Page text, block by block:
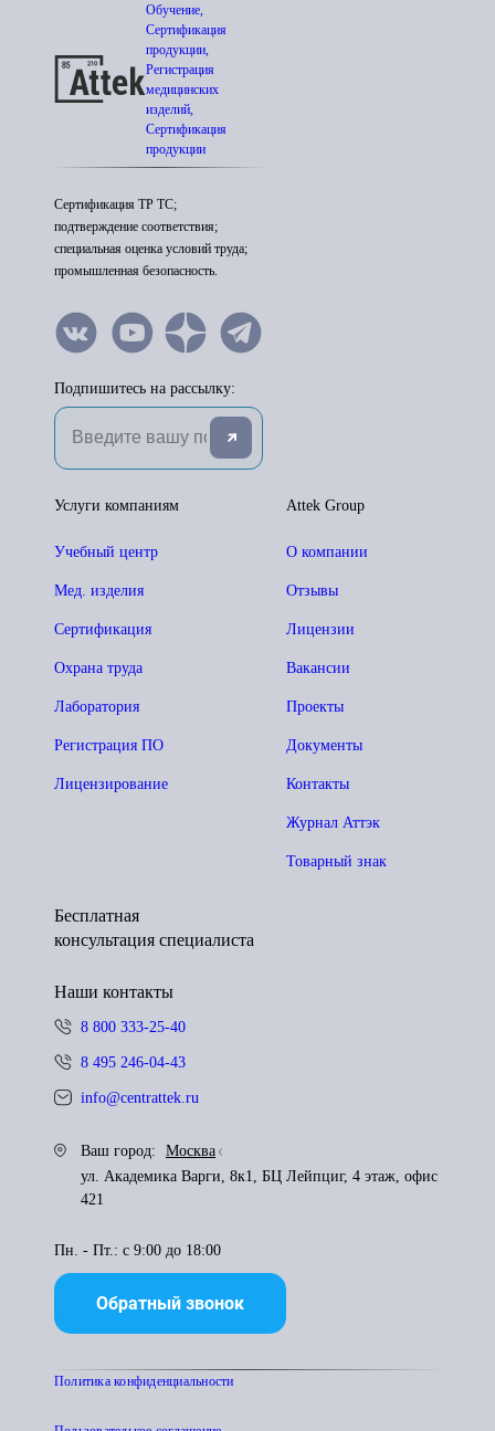
Обучение,
Сертификация
продукции,
Регистрация
медицинских
изделий,
Сертификация
продукции
Сертификация ТР ТС;
подтверждение соответствия;
специальная оценка условий труда;
промышленная безопасность.
Подпишитесь на рассылку:
Attek Group
О компании
Отзывы
Лицензии
Вакансии
Проекты
Документы
Контакты
Журнал Аттэк
Товарный знак
Услуги компаниям
Учебный центр
Мед. изделия
Сертификация
Охрана труда
Лаборатория
Регистрация ПО
Лицензирование
Бесплатная
консультация специалиста
Наши контакты
8 800 333-25-40
8 495 246-04-43
info@centrattek.ru
Ваш город:
Москва
ул. Академика Варги, 8к1, БЦ Лейпциг, 4 этаж, офис
421
Пн. - Пт.: с 9:00 до 18:00
Обратный звонок
Политика конфиденциальности